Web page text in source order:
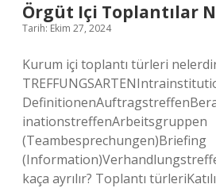
Örgüt Içi Toplantılar
Tarih: Ekim 27, 2024
Kurum içi toplantı türleri
inationstreffenArbeitsgruppen
(Teambesprechungen)Briefing
kaça ayrılır? Toplantı